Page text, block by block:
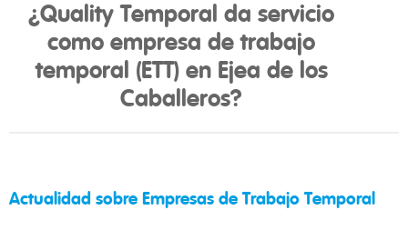
¿Quality Temporal da servicio
como empresa de trabajo
temporal (ETT) en Ejea de los
Caballeros?
Actualidad sobre Empresas de Trabajo Temporal